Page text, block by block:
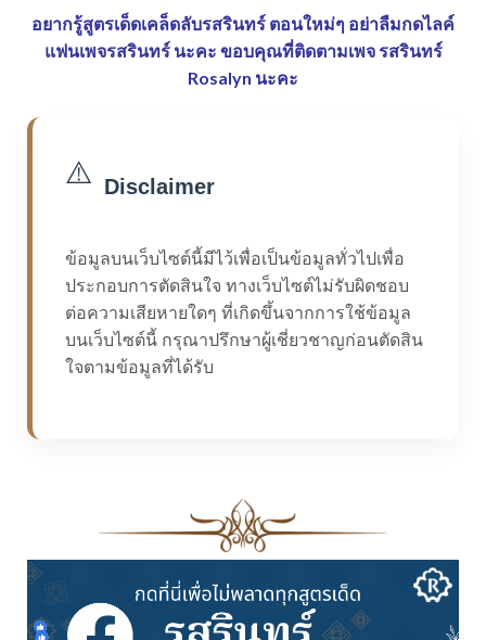
อยากรู้สูตรเด็ดเคล็ดลับรสรินทร์ ตอนใหม่ๆ อย่าลืมกดไลค์
แฟนเพจรสรินทร์ นะคะ ขอบคุณที่ติดตามเพจ รสรินทร์
Rosalyn นะคะ
⚠️ Disclaimer
ข้อมูลบนเว็บไซต์นี้มีไว้เพื่อเป็นข้อมูลทั่วไปเพื่อ
ประกอบการตัดสินใจ ทางเว็บไซต์ไม่รับผิดชอบ
ต่อความเสียหายใดๆ ที่เกิดขึ้นจากการใช้ข้อมูล
บนเว็บไซต์นี้ กรุณาปรึกษาผู้เชี่ยวชาญก่อนตัดสิน
ใจตามข้อมูลที่ได้รับ